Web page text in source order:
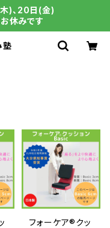
)、20日(金)
休みです
塾
フォーケア®クッ